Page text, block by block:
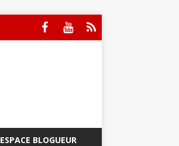
ESPACE BLOGUEUR